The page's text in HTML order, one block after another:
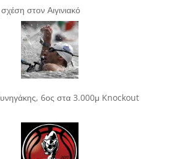
στον Αιγινιακό
6ος στα 3.000μ Knockout